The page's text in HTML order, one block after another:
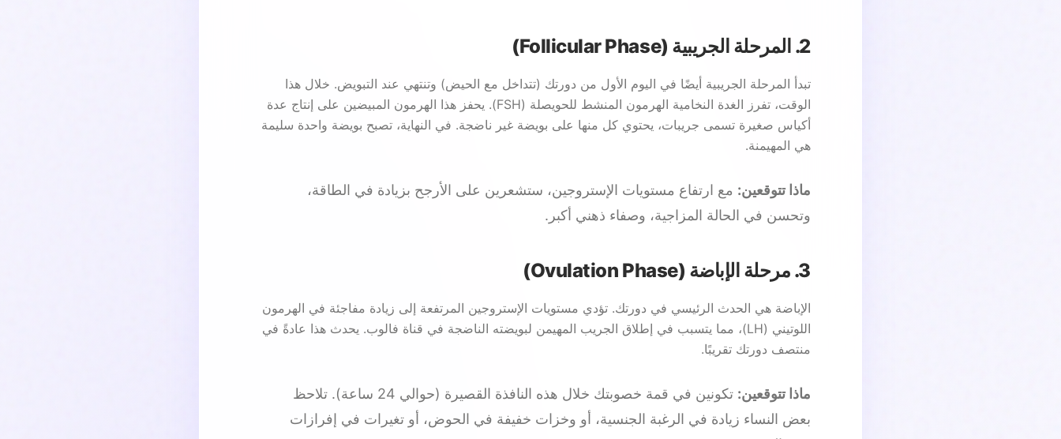
2. المرحلة الجريبية (Follicular Phase)
تبدأ المرحلة الجريبية أيضًا في اليوم الأول من دورتك (تتداخل مع الحيض) وتنتهي عند التبويض. خلال هذا
الوقت، تفرز الغدة النخامية الهرمون المنشط للحويصلة (FSH). يحفز هذا الهرمون المبيضين على إنتاج عدة
أكياس صغيرة تسمى جريبات، يحتوي كل منها على بويضة غير ناضجة. في النهاية، تصبح بويضة واحدة سليمة
هي المهيمنة.
ماذا تتوقعين: مع ارتفاع مستويات الإستروجين، ستشعرين على الأرجح بزيادة في الطاقة،
وتحسن في الحالة المزاجية، وصفاء ذهني أكبر.
3. مرحلة الإباضة (Ovulation Phase)
الإباضة هي الحدث الرئيسي في دورتك. تؤدي مستويات الإستروجين المرتفعة إلى زيادة مفاجئة في الهرمون
اللوتيني (LH)، مما يتسبب في إطلاق الجريب المهيمن لبويضته الناضجة في قناة فالوب. يحدث هذا عادةً في
منتصف دورتك تقريبًا.
ماذا تتوقعين:
تكونين في قمة خصوبتك خلال هذه النافذة القصيرة (حوالي 24 ساعة). تلاحظ
بعض النساء زيادة في الرغبة الجنسية، أو وخزات خفيفة في الحوض، أو تغيرات في إفرازات